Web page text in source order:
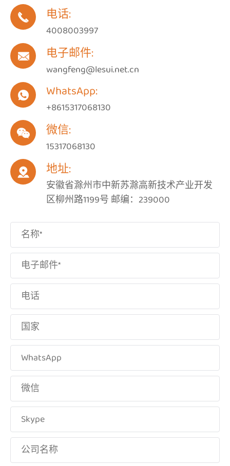
 电话:
4008003997
 电子邮件:
wangfeng@lesui.net.cn
 WhatsApp:
+8615317068130
 微信:
15317068130
 地址:
安徽省滁州市中新苏滁高新技术产业开发
区柳州路1199号 邮编：239000